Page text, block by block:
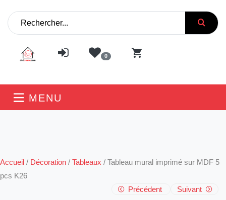
0
MENU
Accueil / Décoration / Tableaux / Tableau mural imprimé sur MDF 5
pcs K26
Précédent
Suivant